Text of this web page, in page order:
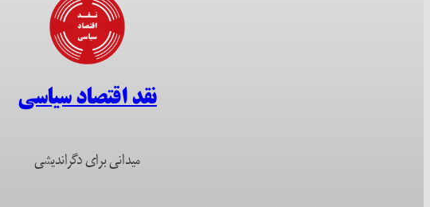
نقد اقتصاد سیاسی
میدانی برای دگراندیشی